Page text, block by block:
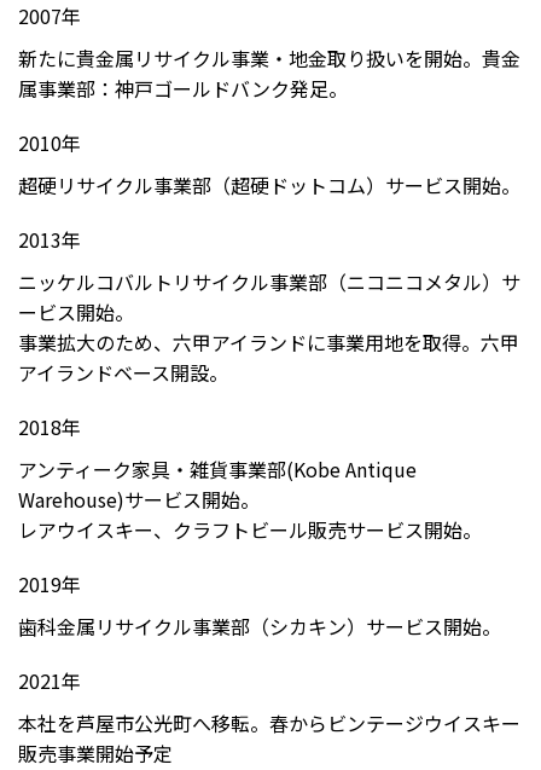
2007年
新たに貴金属リサイクル事業・地金取り扱いを開始。貴金
属事業部：神戸ゴールドバンク発足。
2010年
超硬リサイクル事業部（超硬ドットコム）サービス開始。
2013年
ニッケルコバルトリサイクル事業部（ニコニコメタル）サ
ービス開始。
事業拡大のため、六甲アイランドに事業用地を取得。六甲
アイランドベース開設。
2018年
アンティーク家具・雑貨事業部(Kobe Antique
Warehouse)サービス開始。
レアウイスキー、クラフトビール販売サービス開始。
2019年
歯科金属リサイクル事業部（シカキン）サービス開始。
2021年
本社を芦屋市公光町へ移転。春からビンテージウイスキー
販売事業開始予定